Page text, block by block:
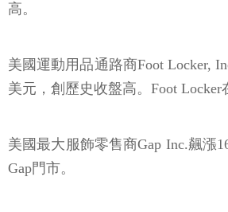
高。
美國運動用品通路商Foot Locker,
美元，創歷史收盤高。Foot
美國最大服飾零售商Gap Inc.飆漲
Gap門市。